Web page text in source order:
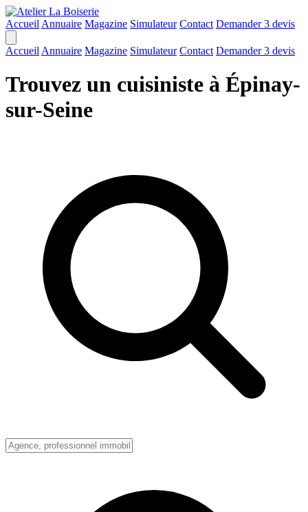
Accueil Annuaire Magazine Simulateur Contact Demander 3 devis
Accueil Annuaire Magazine Simulateur Contact Demander 3 devis
Trouvez un cuisiniste à Épinay-
sur-Seine